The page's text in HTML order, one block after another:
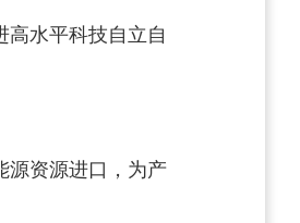
水平科技自立自
源资源进口，为产